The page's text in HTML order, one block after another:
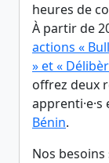
heures de
À partir de
actions «
» et «
offrez deux
Bénin.
Nos